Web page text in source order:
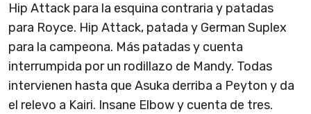
Hip Attack para la esquina contraria y patadas
para Royce. Hip Attack, patada y German Suplex
para la campeona. Más patadas y cuenta
interrumpida por un rodillazo de Mandy. Todas
intervienen hasta que Asuka derriba a Peyton y da
el relevo a Kairi. Insane Elbow y cuenta de tres.